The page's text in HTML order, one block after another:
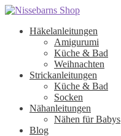
Zur
springen
Zum
springenHäkelanleitungen
Amigurumi
Küche & Bad
Weihnachten
Strickanleitungen
Küche & Bad
Socken
Nähanleitungen
Nähen für Babys
Blog